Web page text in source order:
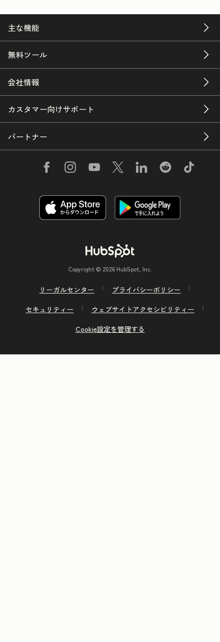
主な機能
無料ツール
会社情報
カスタマー向けサポート
パートナー
Copyright © 2026 HubSpot, Inc.
リーガルセンター
プライバシーポリシー
セキュリティー
ウェブサイトアクセシビリティー
Cookie設定を管理する